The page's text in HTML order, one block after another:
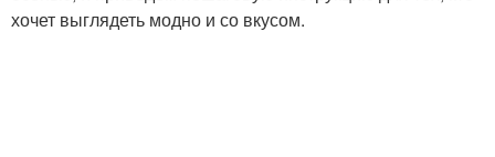
хочет выглядеть модно и со вкусом.